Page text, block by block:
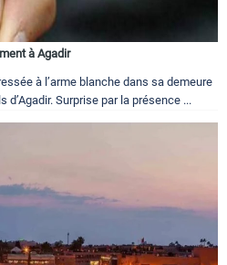
à Agadir
à l’arme blanche dans sa demeure
d’Agadir. Surprise par la présence ...